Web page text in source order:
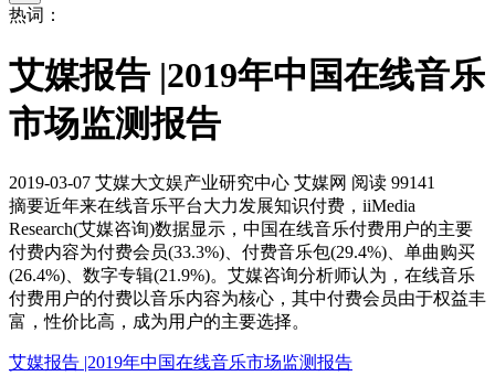
热词：
艾媒报告 |2019年中国在线音乐
市场监测报告
2019-03-07 艾媒大文娱产业研究中心 艾媒网 阅读 99141
摘要近年来在线音乐平台大力发展知识付费，iiMedia
Research(艾媒咨询)数据显示，中国在线音乐付费用户的主要
付费内容为付费会员(33.3%)、付费音乐包(29.4%)、单曲购买
(26.4%)、数字专辑(21.9%)。艾媒咨询分析师认为，在线音乐
付费用户的付费以音乐内容为核心，其中付费会员由于权益丰
富，性价比高，成为用户的主要选择。
艾媒报告 |2019年中国在线音乐市场监测报告